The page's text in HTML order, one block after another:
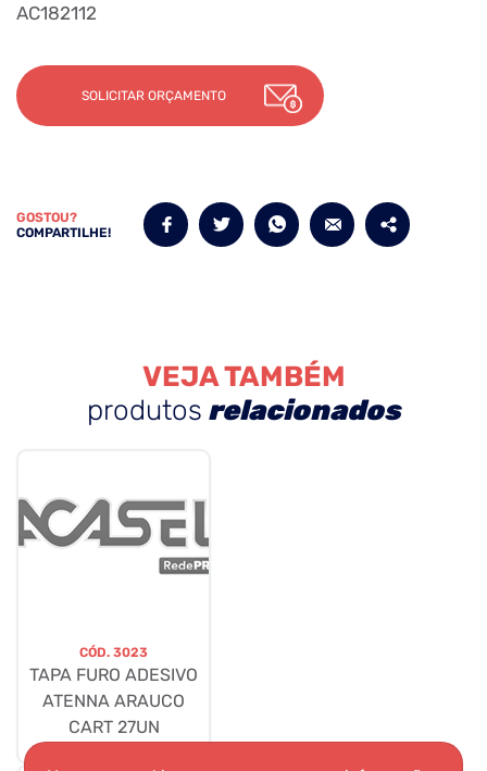
AC182112
SOLICITAR ORÇAMENTO
GOSTOU?
COMPARTILHE!
VEJA TAMBÉM
produtos relacionados
CÓD. 3023
TAPA FURO ADESIVO
ATENNA ARAUCO
CART 27UN